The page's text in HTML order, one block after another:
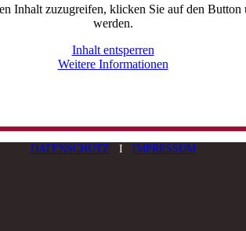
Inhalt zuzugreifen, klicken Sie auf den
werden.
Inhalt entsperren
Weitere Informationen
DATENSCHUTZ Ι IMPRESSUM